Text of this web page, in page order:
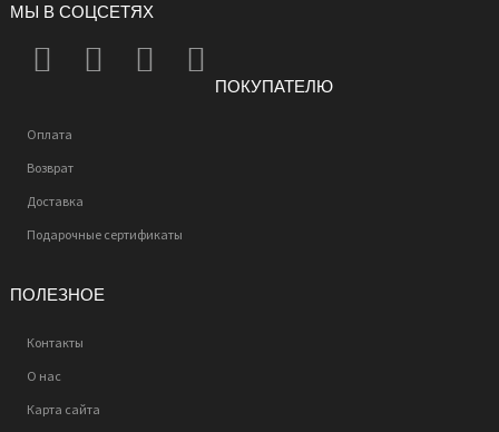
МЫ В СОЦСЕТЯХ
ПОКУПАТЕЛЮ
Оплата
Возврат
Доставка
Подарочные сертификаты
ПОЛЕЗНОЕ
Контакты
О нас
Карта сайта